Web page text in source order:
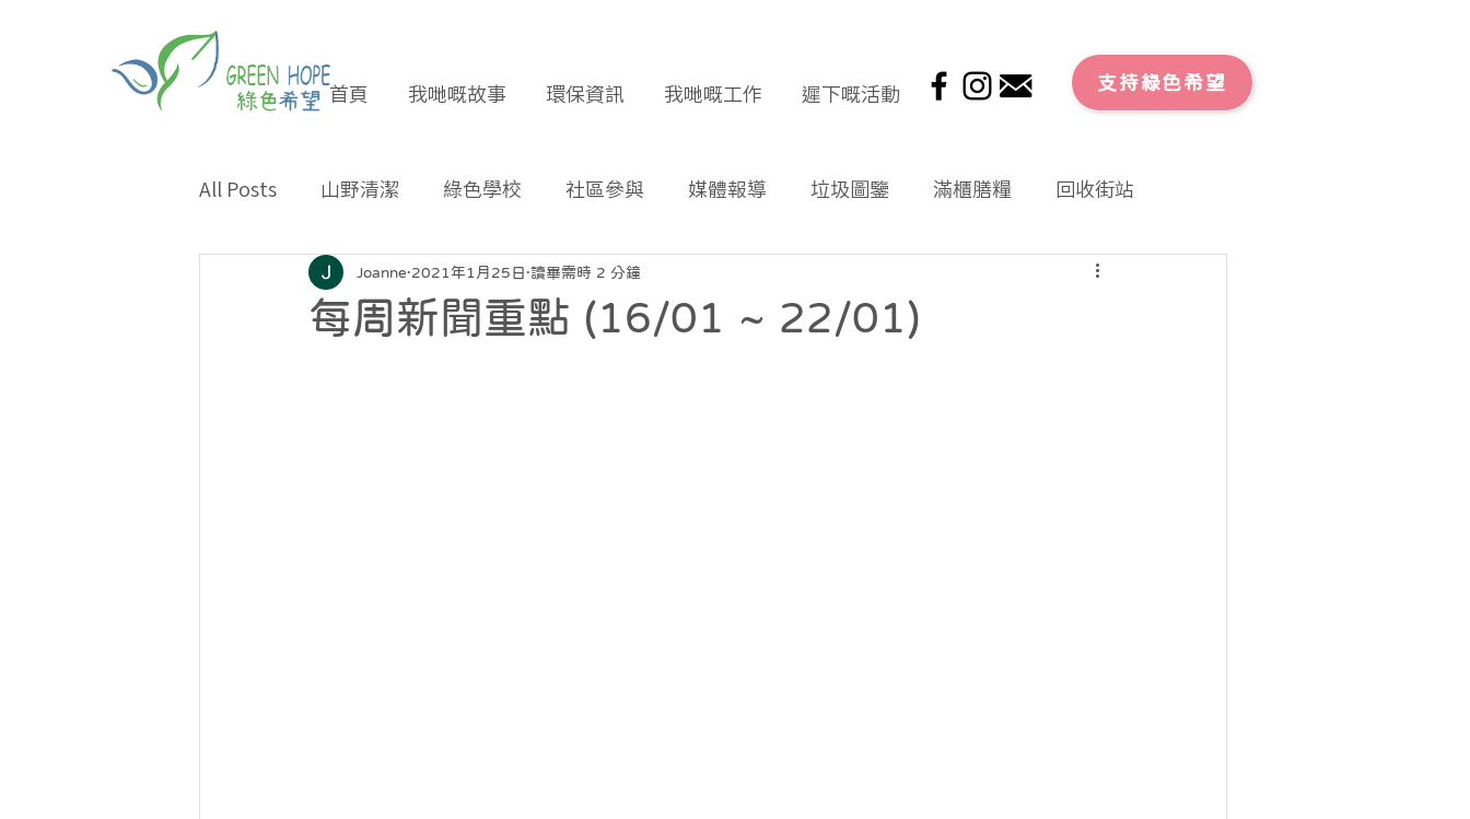
首頁 我哋嘅故事 環保資訊 我哋嘅工作 遲下嘅活動 支持綠色希望
All Posts 山野清潔 綠色學校 社區參與 媒體報導 垃圾圖鑒 滿櫃膳糧 回收街站
專題報導 合作夥伴 社區報 環保新聞回顧 零廢外賣
每周新聞重點 (16/01 ~ 22/01)
Joanne 2021年1月25日 讀畢需時 2 分鐘